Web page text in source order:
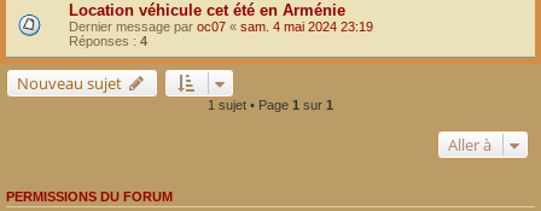
Location véhicule cet été en Arménie
Dernier message par oc07 « sam. 4 mai 2024 23:19
Réponses : 4
Nouveau sujet
1 sujet • Page 1 sur 1
Aller à
PERMISSIONS DU FORUM